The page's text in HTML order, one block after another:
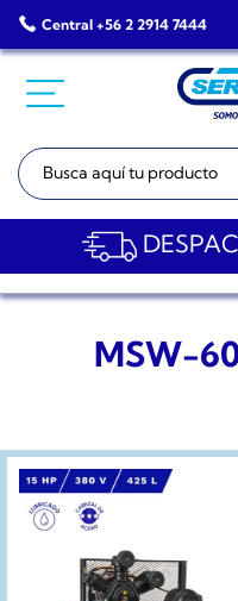
Saltar
al
Central +56 2 2914 7444
Buscar:
MSW-